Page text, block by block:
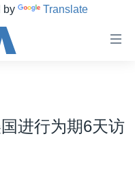
by Translate
进行为期6天访